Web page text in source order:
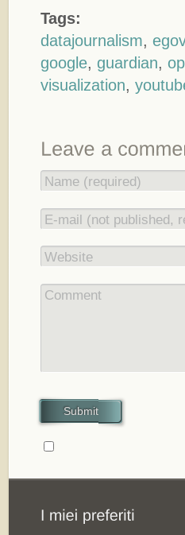
Tags:
datajournalism,
google, guardian,
visualization,
Name (required)
E-mail (not published,
Website
Comment
Submit